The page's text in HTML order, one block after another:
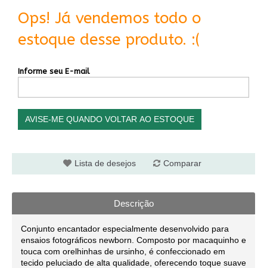
Ops! Já vendemos todo o
estoque desse produto. :(
Informe seu E-mail
AVISE-ME QUANDO VOLTAR AO ESTOQUE
Lista de desejos Comparar
Descrição
Conjunto encantador especialmente desenvolvido para
ensaios fotográficos newborn. Composto por macaquinho e
touca com orelhinhas de ursinho, é confeccionado em
tecido peluciado de alta qualidade, oferecendo toque suave